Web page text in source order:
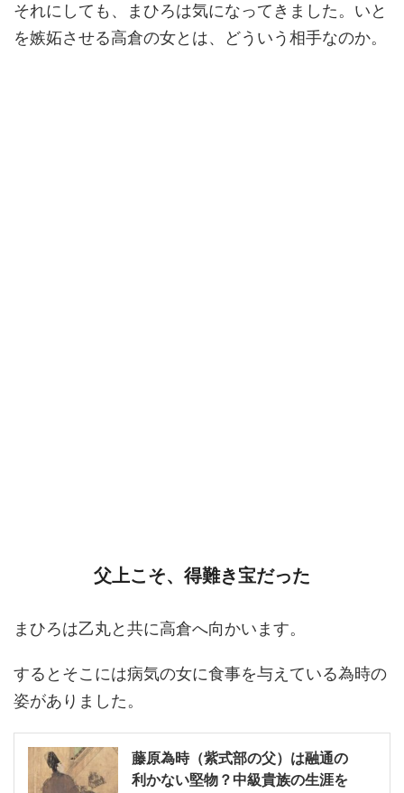
それにしても、まひろは気になってきました。いと
を嫉妬させる高倉の女とは、どういう相手なのか。
父上こそ、得難き宝だった
まひろは乙丸と共に高倉へ向かいます。
するとそこには病気の女に食事を与えている為時の
姿がありました。
藤原為時（紫式部の父）は融通の
利かない堅物？中級貴族の生涯を